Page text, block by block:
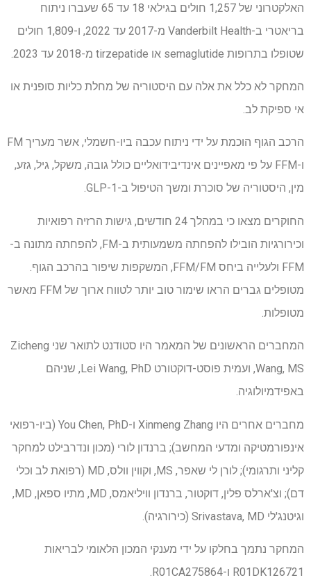
האלקטרוני של 1,257 חולים בגילאי 18 עד 65 שעברו ניתוח
בריאטרי ב-Vanderbilt Health מ-2017 עד 2022, ו-1,809 חולים
שטופלו בתרופות semaglutide או tirzepatide מ-2018 עד 2023.
המחקר לא כלל את אלה עם היסטוריה של מחלת כליות סופנית או
אי ספיקת לב.
הרכב הגוף הוכמת על ידי ניתוח עכבה ביו-חשמלי, אשר מעריך FM
ו-FFM על פי מאפיינים אינדיבידואליים כולל גובה, משקל, גיל, גזע,
מין, היסטוריה של סוכרת ומשך הטיפול ב-GLP-1.
החוקרים מצאו כי במהלך 24 חודשים, גישות הרזיה רפואיות
וכירורגיות הובילו להפחתה משמעותית ב-FM, להפחתה מתונה ב-
FFM ולעלייה ביחס FFM/FM, המשקפות שיפור בהרכב הגוף.
מטופלים גברים הראו שימור טוב יותר לטווח ארוך של FFM מאשר
מטופלות.
המחברים הראשונים של המאמר היו סטודנט לתואר שני Zicheng
Wang, MS, ועמית פוסט-דוקטורט Lei Wang, PhD, שניהם
באפידמיולוגיה.
מחברים אחרים היו Xinmeng Zhang ו-You Chen, PhD (ביו-רפואי
אינפורמטיקה ומדעי המחשב); ברנדון לורי (מכון ונדרבילט למחקר
קליני ותרגומי); לורן לי שאפר, MS, וקווין וולס, MD (רפואת לב וכלי
דם); וצ'ארלס פלין, דוקטור, ברנדון וויליאמס, MD, מתיו ספאן, MD,
וגיטנג'לי Srivastava, MD (כירורגיה).
המחקר נתמך בחלקו על ידי מענקי המכון הלאומי לבריאות
R01DK126721 ו-R01CA275864.